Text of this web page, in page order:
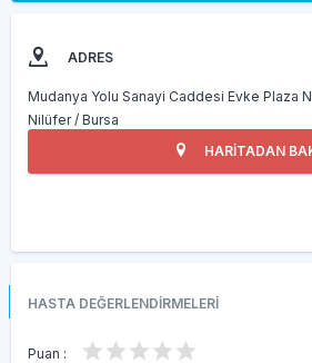
ADRES
Mudanya Yolu Sanayi Caddesi Evke Plaza
Nilüfer / Bursa
HARİTADAN
HASTA DEĞERLENDİRMELERİ
Puan :